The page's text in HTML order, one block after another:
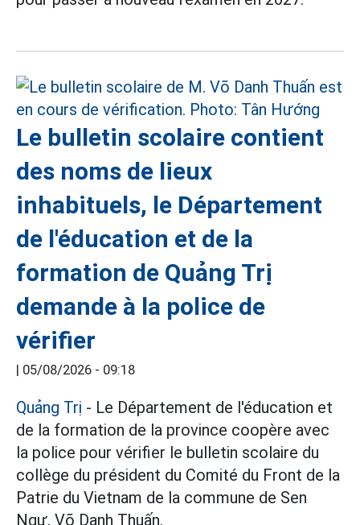
Le bulletin scolaire contient
des noms de lieux
inhabituels, le Département
de l'éducation et de la
formation de Quảng Trị
demande à la police de
vérifier
| 05/08/2026 - 09:18
Quảng Trị - Le Département de l'éducation et
de la formation de la province coopère avec
la police pour vérifier le bulletin scolaire du
collège du président du Comité du Front de la
Patrie du Vietnam de la commune de Sen
Ngư, Võ Danh Thuấn.